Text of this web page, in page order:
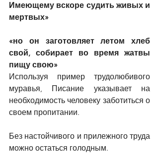
Имеющему вскоре судить живых и
мертвых»
«но он заготовляет летом хлеб
свой, собирает во время жатвы
пищу свою»
Используя пример трудолюбивого
муравья, Писание указывает на
необходимость человеку заботиться о
своем пропитании.
Без настойчивого и прилежного труда
можно остаться голодным.